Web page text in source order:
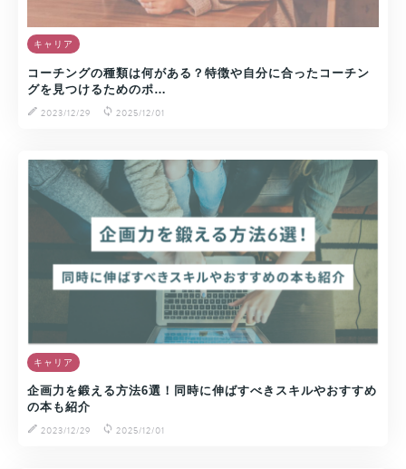
キャリア
コーチングの種類は何がある？特徴や自分に合ったコーチン
グを見つけるためのポ…
2023/12/29
2025/12/01
キャリア
企画力を鍛える方法6選！同時に伸ばすべきスキルやおすすめ
の本も紹介
2023/12/29
2025/12/01